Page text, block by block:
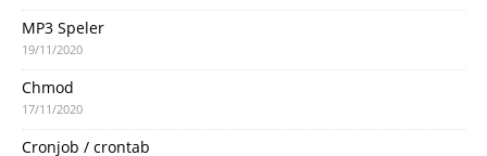
MP3 Speler
19/11/2020
Chmod
17/11/2020
Cronjob / crontab